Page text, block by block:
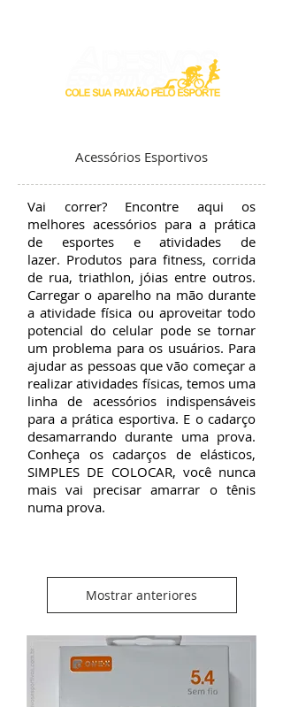
Acessórios Esportivos
Vai correr? Encontre aqui os
melhores acessórios para a prática
de esportes e atividades de
lazer. Produtos para fitness, corrida
de rua, triathlon, jóias entre outros.
Carregar o aparelho na mão durante
a atividade física ou aproveitar todo
potencial do celular pode se tornar
um problema para os usuários. Para
ajudar as pessoas que vão começar a
realizar atividades físicas, temos uma
linha de acessórios indispensáveis
para a prática esportiva. E o cadarço
desamarrando durante uma prova.
Conheça os cadarços de elásticos,
SIMPLES DE COLOCAR, você nunca
mais vai precisar amarrar o tênis
numa prova.
Mostrar anteriores